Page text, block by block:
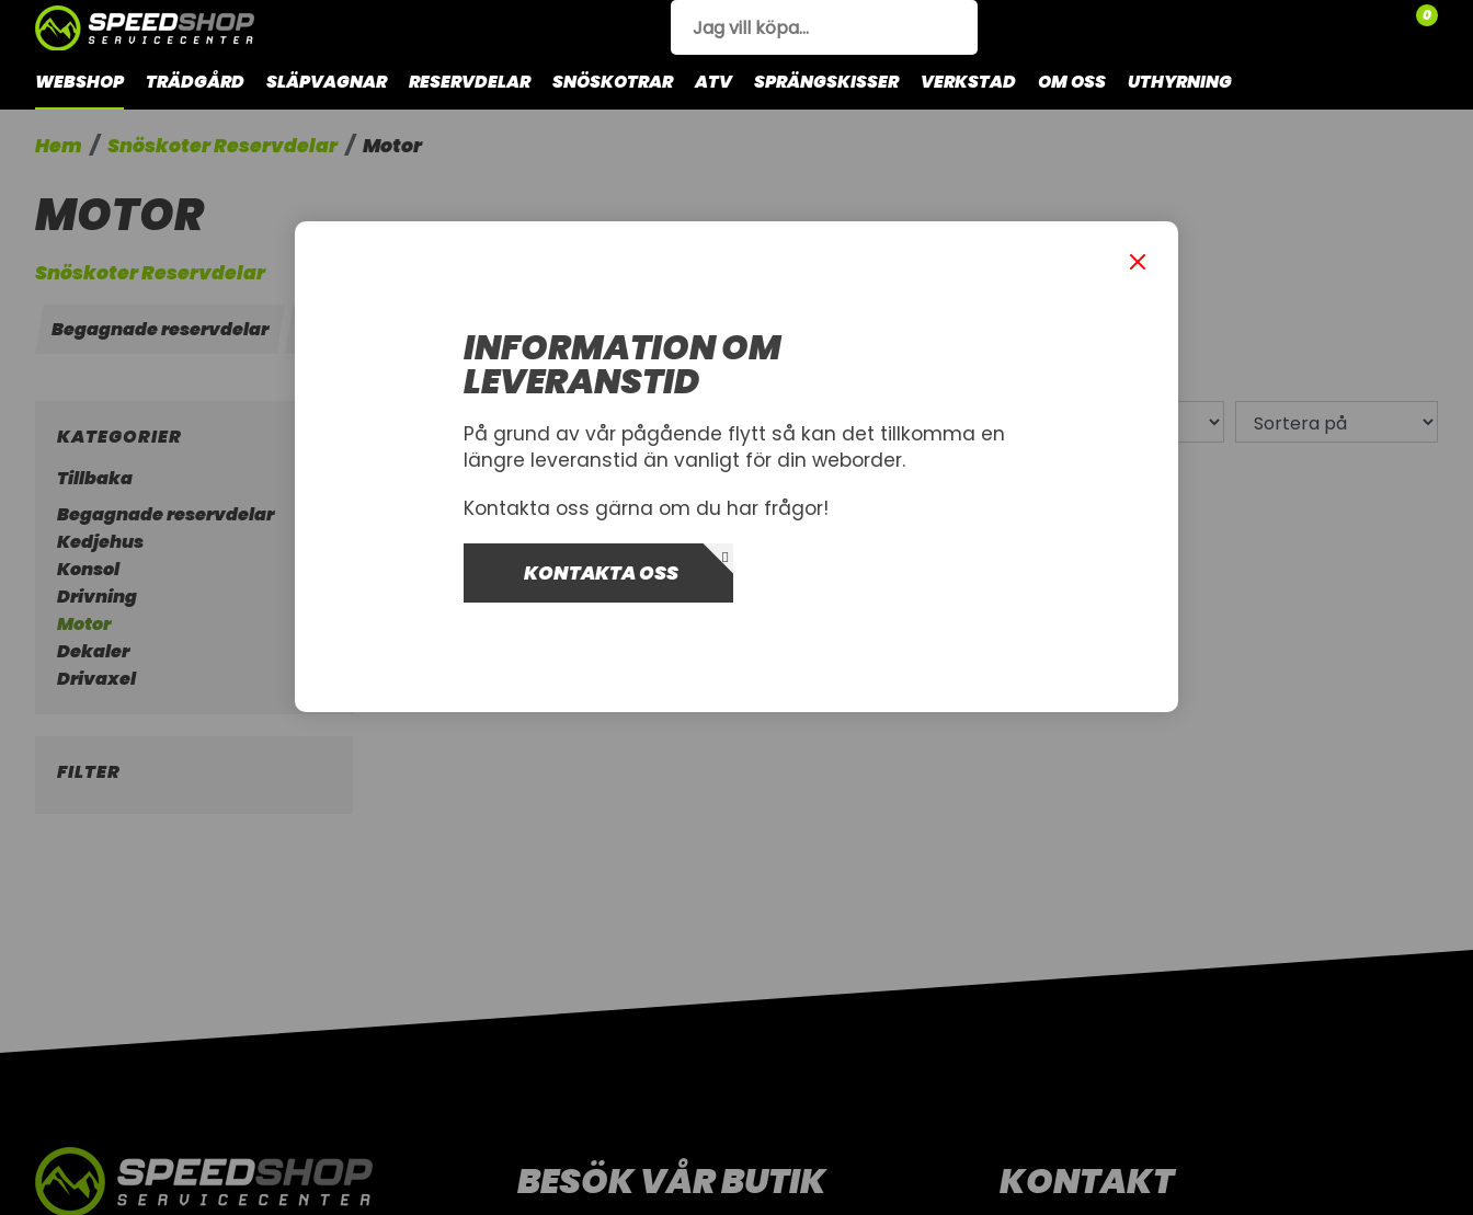
0
WEBSHOP TRÄDGÅRD SLÄPVAGNAR RESERVDELAR SNÖSKOTRAR ATV SPRÄNGSKISSER VERKSTAD OM OSS UTHYRNING
Hem Snöskoter Reservdelar Motor
MOTOR
Snöskoter Reservdelar
Begagnade reservdelar Konsol Drivning Motor Dekaler
KATEGORIER
Tillbaka
Begagnade reservdelar
Kedjehus
Konsol
Drivning
Motor
Dekaler
Drivaxel
FILTER
BESÖK VÅR BUTIK KONTAKT
INFORMATION OM
LEVERANSTID
På grund av vår pågående flytt så kan det tillkomma en
längre leveranstid än vanligt för din weborder.
Kontakta oss gärna om du har frågor!
KONTAKTA OSS